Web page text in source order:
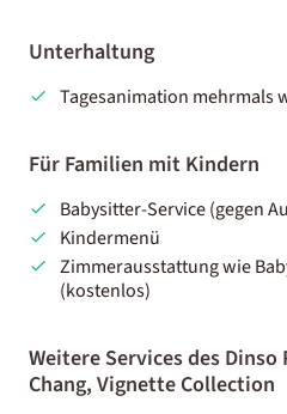
Unterhaltung
Tagesanimation mehrmals
Für Familien mit Kindern
Babysitter-Service (gegen
Kindermenü
Zimmerausstattung wie
(kostenlos)
Weitere Services des
Chang, Vignette Collection